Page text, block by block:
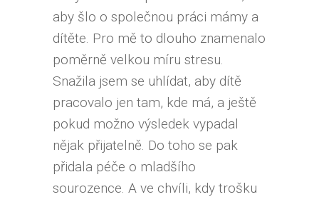
aby šlo o společnou práci mámy a
dítěte. Pro mě to dlouho znamenalo
poměrně velkou míru stresu.
Snažila jsem se uhlídat, aby dítě
pracovalo jen tam, kde má, a ještě
pokud možno výsledek vypadal
nějak přijatelně. Do toho se pak
přidala péče o mladšího
sourozence. A ve chvíli, kdy trošku